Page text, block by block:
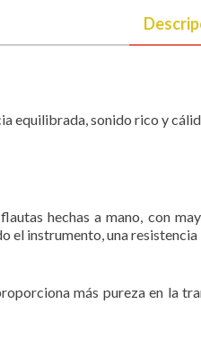
equilibrada, sonido rico y
hechas a mano, con
el instrumento, una
más pureza en la